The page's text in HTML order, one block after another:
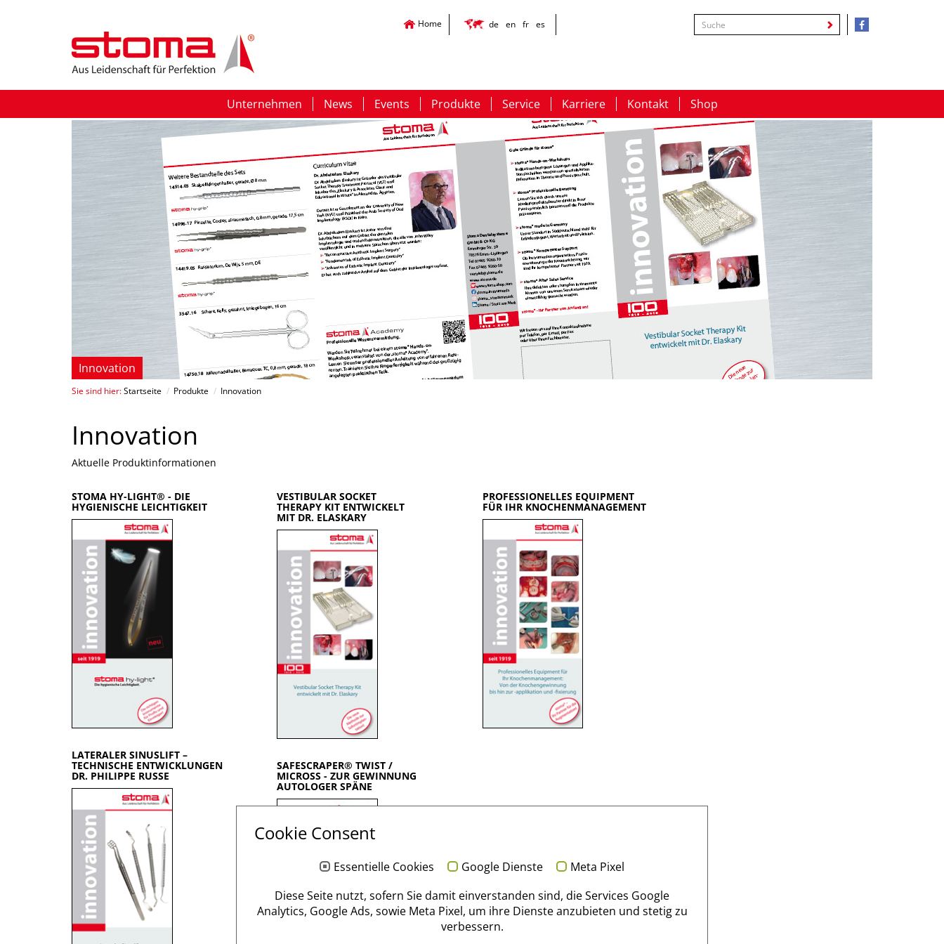
Innovation
Sie sind hier:Startseite / Produkte / Innovation
Innovation
Aktuelle Produktinformationen
STOMA HY-LIGHT® - DIE
HYGIENISCHE LEICHTIGKEIT
LATERALER SINUSLIFT –
TECHNISCHE ENTWICKLUNGEN
DR. PHILIPPE RUSSE
VESTIBULAR SOCKET
THERAPY KIT ENTWICKELT
MIT DR. ELASKARY
SAFESCRAPER® TWIST /
MICROSS - ZUR GEWINNUNG
AUTOLOGER SPÄNE
PROFESSIONELLES EQUIPMENT
FÜR IHR KNOCHENMANAGEMENT
Cookie Consent
Essentielle Cookies Google Dienste
Meta Pixel
Diese Seite nutzt, sofern Sie damit einverstanden sind, die Services Google
Analytics, Google Ads, sowie Meta Pixel, um ihre Dienste anzubieten und stetig zu
verbessern.
Home de en fr es
Unternehmen News Events Produkte Service Karriere Kontakt Shop